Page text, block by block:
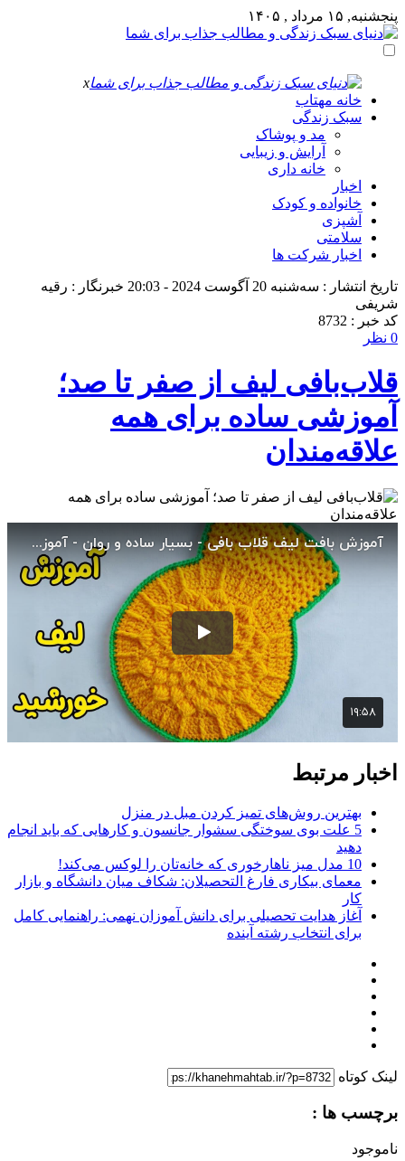
پنجشنبه, ۱۵ مرداد , ۱۴۰۵
x
خانه مهتاب
سبک زندگی
مد و پوشاک
آرایش و زیبایی
خانه داری
اخبار
خانواده و کودک
آشپزی
سلامتی
اخبار شرکت ها
تاریخ انتشار : سه‌شنبه 20 آگوست 2024 - 20:03
خبرنگار : رقیه
شریفی
کد خبر : 8732
0 نظر
قلاب‌بافی لیف از صفر تا صد؛
آموزشی ساده برای همه
علاقه‌مندان
اخبار مرتبط
بهترین روش‌های تمیز کردن مبل در منزل
5 علت بوی سوختگی سشوار جانسون و کارهایی که باید انجام
دهید
10 مدل میز ناهارخوری که خانه‌تان را لوکس می‌کند!
معمای بیکاری فارغ التحصیلان: شکاف میان دانشگاه و بازار
کار
آغاز هدایت تحصیلی برای دانش آموزان نهمی: راهنمایی کامل
برای انتخاب رشته آینده
لینک کوتاه
برچسب ها :
ناموجود